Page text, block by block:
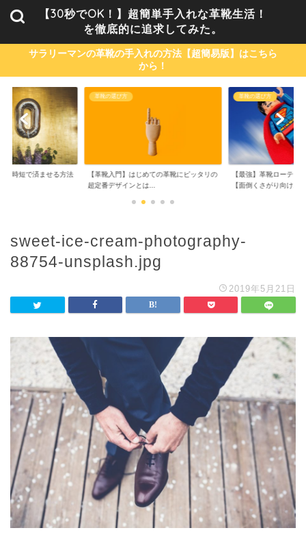
【30秒でOK！】超簡単手入れな革靴生活！
を徹底的に追求してみた。
サラリーマンの革靴の手入れの方法【超簡易版】はこちら
から！
・時短で済ませる方法
革靴の選び方
【革靴入門】はじめての革靴にピッタリの
超定番デザインとは...
革靴の選び方
【最強】革靴ローテー
【面倒くさがり向け...
sweet-ice-cream-photography-
88754-unsplash.jpg
2019年5月21日